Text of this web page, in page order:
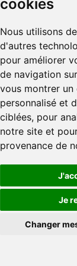
cookies
Nous utilisons
d'autres
pour améliorer
de navigation
vous montrer un
personnalisé et
ciblées, pour
notre site et
provenance de
Je
Changer
information)